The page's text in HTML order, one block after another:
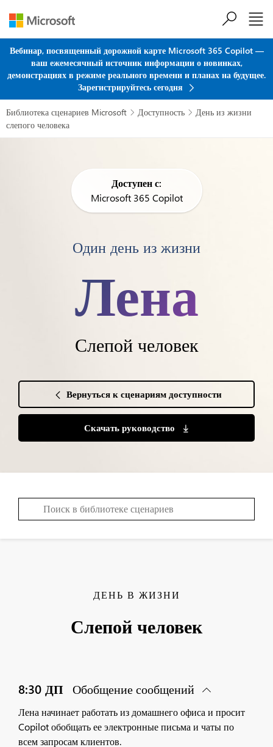
Перейти к основному содержанию
Вебинар, посвященный дорожной карте Microsoft 365 Copilot —
ваш ежемесячный источник информации о новинках,
демонстрациях в режиме реального времени и планах на будущее.
Зарегистрируйтесь сегодня
Библиотека сценариев Microsoft  Доступность  День из жизни
слепого человека
Доступен с:
Microsoft 365 Copilot
Один день из жизни
Лена
Слепой человек
Вернуться к сценариям доступности
Скачать руководство
ДЕНЬ В ЖИЗНИ
Слепой человек
8:30 ДП Обобщение сообщений
Лена начинает работать из домашнего офиса и просит
Copilot обобщать ее электронные письма и чаты по
всем запросам клиентов.